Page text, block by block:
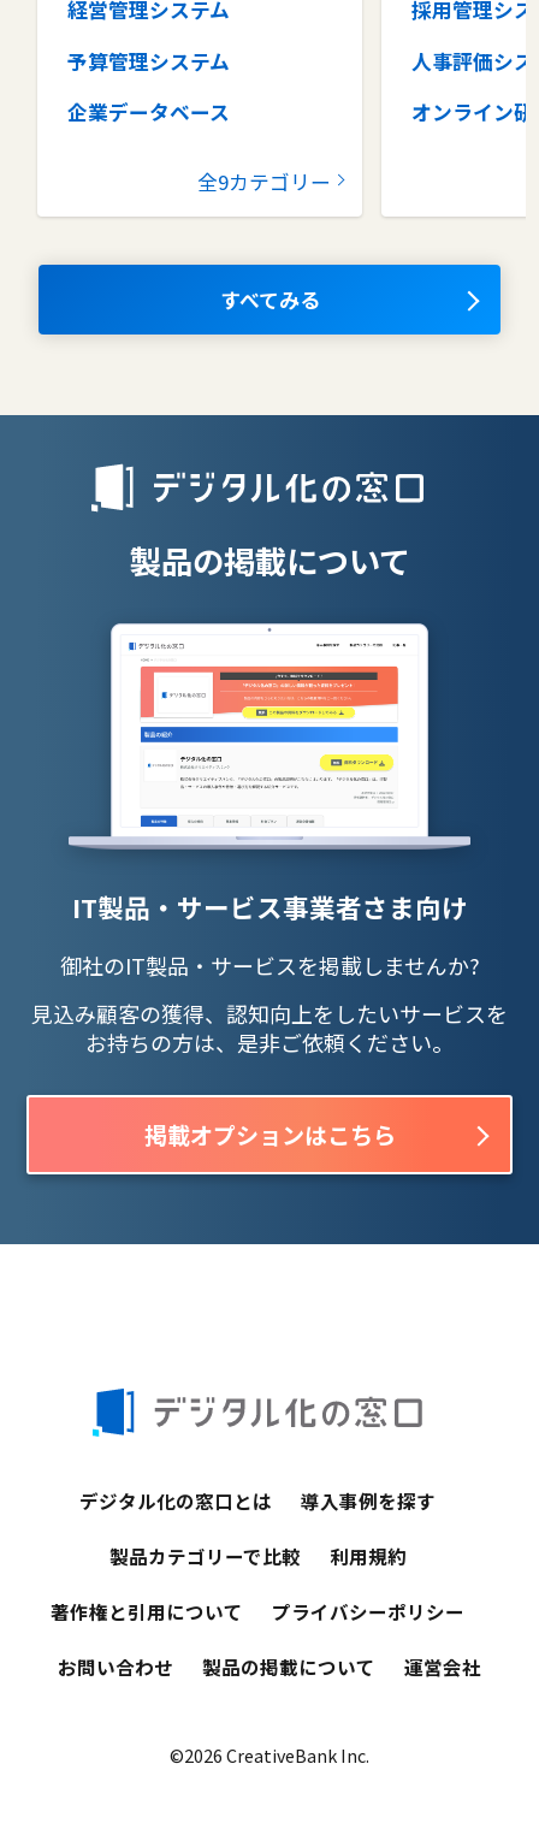
経営管理システム
予算管理システム
企業データベース
コラボレーションツール
ナレッジマネジメントツール
全9カテゴリー
採用管理シス
人事評価シ
オンライン研
タレントマ
OKRツール
授業支援シス
すべてみる
製品の掲載について
IT製品・サービス事業者さま向け
御社のIT製品・サービスを掲載しませんか?
見込み顧客の獲得、認知向上をしたいサービスを
お持ちの方は、是非ご依頼ください。
掲載オプションはこちら
デジタル化の窓口とは 導入事例を探す
製品カテゴリーで比較 利用規約
著作権と引用について プライバシーポリシー
お問い合わせ 製品の掲載について 運営会社
©2026 CreativeBank Inc.